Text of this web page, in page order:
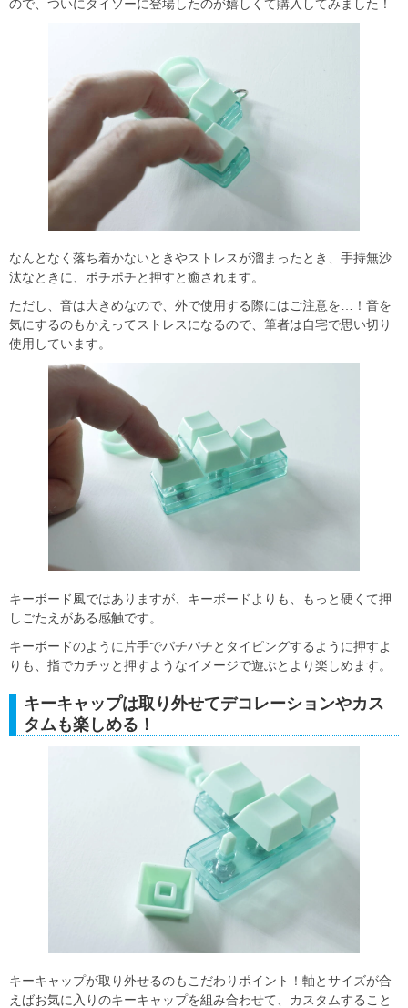
ので、ついにダイソーに登場したのが嬉しくて購入してみました！
なんとなく落ち着かないときやストレスが溜まったとき、手持無沙
汰なときに、ポチポチと押すと癒されます。
ただし、音は大きめなので、外で使用する際にはご注意を…！音を
気にするのもかえってストレスになるので、筆者は自宅で思い切り
使用しています。
キーボード風ではありますが、キーボードよりも、もっと硬くて押
しごたえがある感触です。
キーボードのように片手でパチパチとタイピングするように押すよ
りも、指でカチッと押すようなイメージで遊ぶとより楽しめます。
キーキャップは取り外せてデコレーションやカス
タムも楽しめる！
キーキャップが取り外せるのもこだわりポイント！軸とサイズが合
えばお気に入りのキーキャップを組み合わせて、カスタムすること